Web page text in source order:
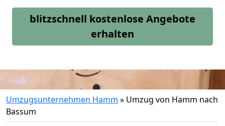
blitzschnell kostenlose Angebote
erhalten
Umzugsunternehmen Hamm » Umzug von Hamm nach
Bassum